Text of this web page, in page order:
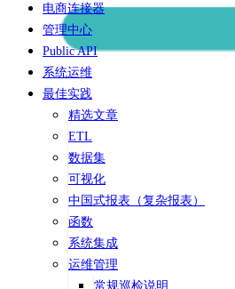
电商连接器
管理中心
Public API
系统运维
最佳实践
精选文章
ETL
数据集
可视化
中国式报表（复杂报表）
函数
系统集成
运维管理
常规巡检说明